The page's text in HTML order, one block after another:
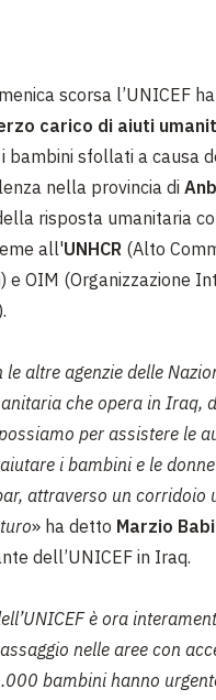
scorsa l’UNICEF
carico di aiuti
bambini sfollati a causa
nella provincia di
risposta umanitaria
all'UNHCR (Alto
e OIM (Organizzazione
altre agenzie delle
che opera in Iraq,
per assistere le
i bambini e le
attraverso un corridoio
» ha detto Marzio
dell’UNICEF in Iraq.
è ora
nelle aree con
bambini hanno